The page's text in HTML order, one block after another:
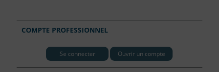
COMPTE PROFESSIONNEL
Se connecter Ouvrir un compte